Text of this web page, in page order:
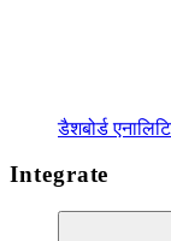
डैशबोर्ड
Integrate